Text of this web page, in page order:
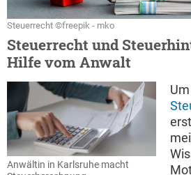
Steuerrecht ©freepik - mko
Steuerrecht und
Hilfe vom Anwalt
Anwältin in Karlsruhe macht